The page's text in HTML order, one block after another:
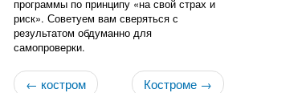
программы по принципу «на свой страх и
риск». Советуем вам сверяться с
результатом обдуманно для
самопроверки.
← костром
Костроме →